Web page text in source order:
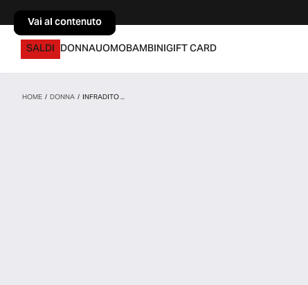
Vai al contenuto
SALDI DONNAUOMOBAMBINIGIFT CARD
HOME/DONNA/ INFRADITO ...
Vai al contenuto